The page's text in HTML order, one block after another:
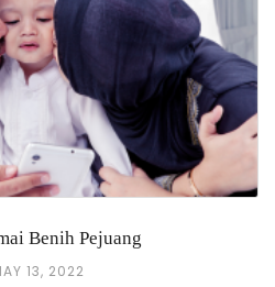
Benih Pejuang
13, 2022